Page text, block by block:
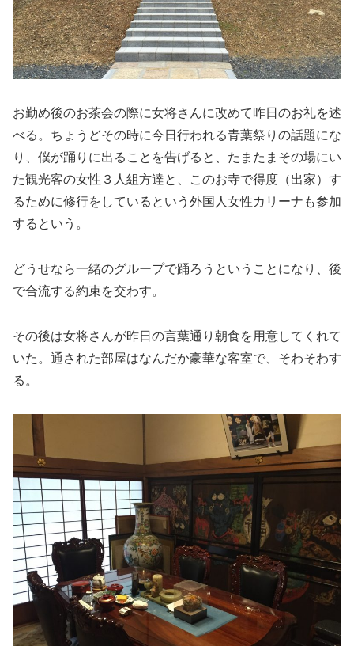
お勤め後のお茶会の際に女将さんに改めて昨日のお礼を述
べる。ちょうどその時に今日行われる青葉祭りの話題にな
り、僕が踊りに出ることを告げると、たまたまその場にい
た観光客の女性３人組方達と、このお寺で得度（出家）す
るために修行をしているという外国人女性カリーナも参加
するという。
どうせなら一緒のグループで踊ろうということになり、後
で合流する約束を交わす。
その後は女将さんが昨日の言葉通り朝食を用意してくれて
いた。通された部屋はなんだか豪華な客室で、そわそわす
る。